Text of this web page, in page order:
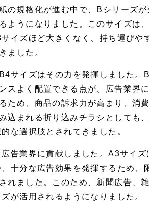
の規格化が進む中で、Bシリーズ
ようになりました。このサイズは
イズほど大きくなく、持ち運びや
ました。
サイズはその力を発揮しました。
スよく配置できる点が、広告業界
ため、商品の訴求力が高まり、消
込まれる折り込みチラシとしても
な選択肢とされてきました。
告業界に貢献しました。A3サイ
十分な広告効果を発揮するため、
れました。このため、新聞広告、
が活用されるようになりました。